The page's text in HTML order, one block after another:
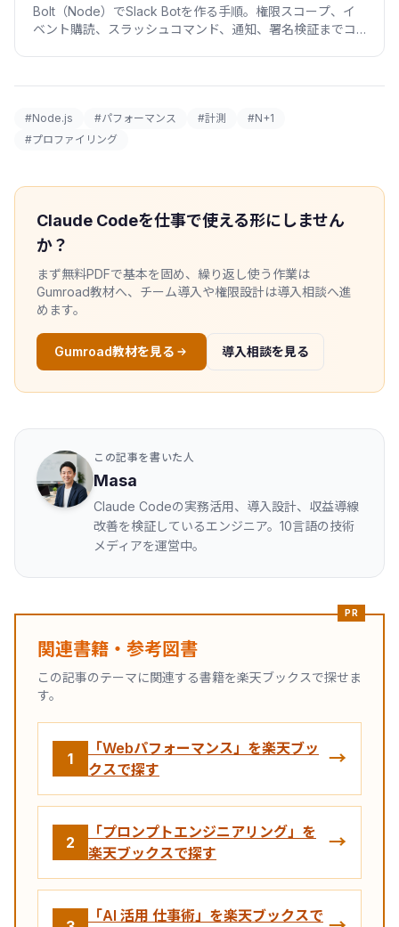
Bolt（Node）でSlack Botを作る手順。権限スコープ、イ
ベント購読、スラッシュコマンド、通知、署名検証までコ
#Node.js #パフォーマンス #計測
#N+1
#プロファイリング
Claude Codeを仕事で使える形にしません
か？
まず無料PDFで基本を固め、繰り返し使う作業は
Gumroad教材へ、チーム導入や権限設計は導入相談へ進
めます。
Gumroad教材を見る 導入相談を見る
この記事を書いた人
Masa
Claude Codeの実務活用、導入設計、収益導線
改善を検証しているエンジニア。10言語の技術
メディアを運営中。
PR
関連書籍・参考図書
この記事のテーマに関連する書籍を楽天ブックスで探せま
す。
1
「Webパフォーマンス」を楽天ブッ
クスで探す
→
2
「プロンプトエンジニアリング」を
楽天ブックスで探す
→
「AI 活用 仕事術」を楽天ブックスで